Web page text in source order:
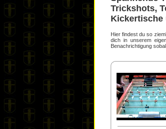
Trickshots,
Kickertische
Hier findest du so
dich in unserem
Benachrichtigung